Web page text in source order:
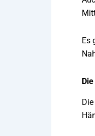
Es
Die